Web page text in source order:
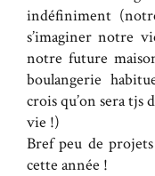
indéfiniment
s’imaginer notre
notre future
boulangerie
crois qu’on sera tjs
vie !)
Bref peu de
cette année !